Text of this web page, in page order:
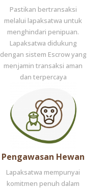
Pastikan bertransaksi
melalui lapaksatwa untuk
menghindari penipuan.
Lapaksatwa didukung
dengan sistem Escrow yang
menjamin transaksi aman
dan terpercaya
Pengawasan Hewan
Lapaksatwa mempunyai
komitmen penuh dalam